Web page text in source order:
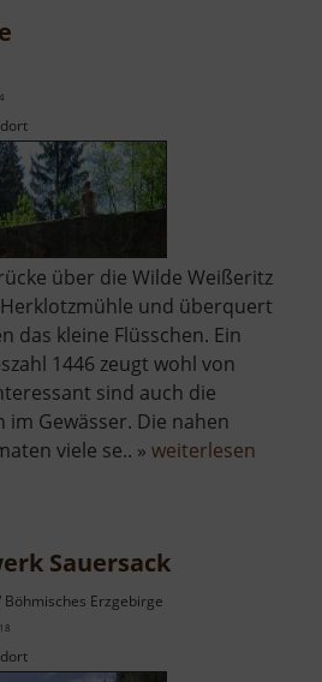
über die Wilde Weißeritz
und überquert
das kleine Flüsschen. Ein
1446 zeugt wohl von
sind auch die
Gewässer. Die nahen
viele se.. » weiterlesen
Sauersack
Böhmisches Erzgebirge